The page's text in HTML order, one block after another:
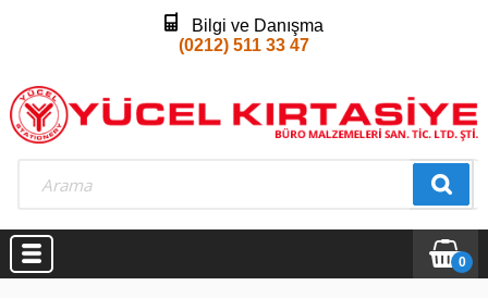
Bilgi ve Danışma
(0212) 511 33 47
0